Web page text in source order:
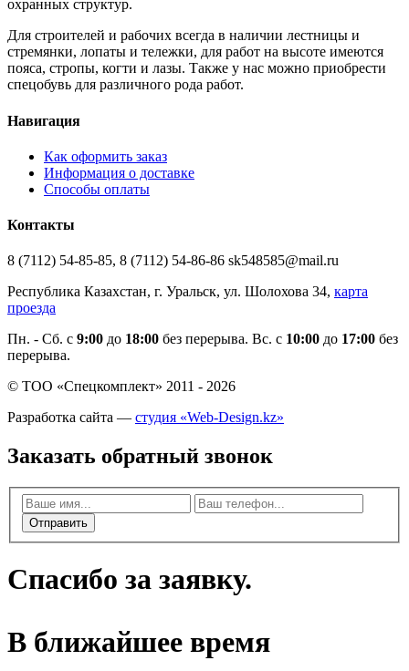
охранных структур.
Для строителей и рабочих всегда в наличии лестницы и
стремянки, лопаты и тележки, для работ на высоте имеются
пояса, стропы, когти и лазы. Также у нас можно приобрести
спецобувь для различного рода работ.
Навигация
Как оформить заказ
Информация о доставке
Способы оплаты
Контакты
8 (7112) 54-85-85, 8 (7112) 54-86-86 sk548585@mail.ru
Республика Казахстан, г. Уральск, ул. Шолохова 34, карта
проезда
Пн. - Cб. с 9:00 до 18:00 без перерыва. Вс. с 10:00 до 17:00 без
перерыва.
© ТОО «Спецкомплект» 2011 - 2026
Разработка сайта — студия «Web-Design.kz»
Заказать обратный звонок
Отправить
Спасибо за заявку.
В ближайшее время